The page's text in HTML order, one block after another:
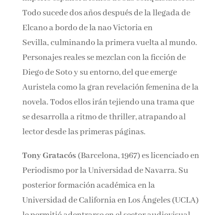
enfrentarse a los estertores de un reino a punto
de alumbrar al poderosísimo imperio español a
lomos de sus conquistadores. Todo sucede dos
años después de la llegada de Elcano a bordo
de la nao Victoria en Sevilla, culminando la
primera vuelta al mundo. Personajes reales se
mezclan con la ficción de Diego de Soto y su
entorno, del que emerge Auristela como la gran
revelación femenina de la novela. Todos ellos
ritmo de thriller, atrapando al lector desde las
primeras páginas.
Tony Gratacós(Barcelona, 1967) es licenciado